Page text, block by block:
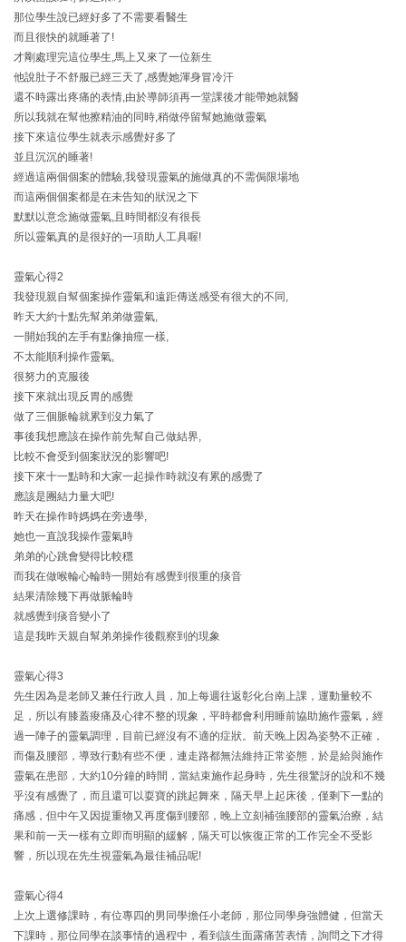
那位學生說已經好多了不需要看醫生
而且很快的就睡著了!
才剛處理完這位學生,馬上又來了一位新生
他說肚子不舒服已經三天了,感覺她渾身冒冷汗
還不時露出疼痛的表情,由於導師須再一堂課後才能帶她就醫
所以我就在幫他擦精油的同時,稍做停留幫她施做靈氣
接下來這位學生就表示感覺好多了
並且沉沉的睡著!
經過這兩個個案的體驗,我發現靈氣的施做真的不需侷限場地
而這兩個個案都是在未告知的狀況之下
默默以意念施做靈氣,且時間都沒有很長
所以靈氣真的是很好的一項助人工具喔!
靈氣心得2
我發現親自幫個案操作靈氣和遠距傳送感受有很大的不同,
昨天大約十點先幫弟弟做靈氣,
一開始我的左手有點像抽痙一樣,
不太能順利操作靈氣,
很努力的克服後
接下來就出現反胃的感覺
做了三個脈輪就累到沒力氣了
事後我想應該在操作前先幫自己做結界,
比較不會受到個案狀況的影響吧!
接下來十一點時和大家一起操作時就沒有累的感覺了
應該是團結力量大吧!
昨天在操作時媽媽在旁邊學,
她也一直說我操作靈氣時
弟弟的心跳會變得比較穩
而我在做喉輪心輪時一開始有感覺到很重的痰音
結果清除幾下再做脈輪時
就感覺到痰音變小了
這是我昨天親自幫弟弟操作後觀察到的現象
靈氣心得3
先生因為是老師又兼任行政人員，加上每週往返彰化台南上課，運動量較不
足，所以有膝蓋痠痛及心律不整的現象，平時都會利用睡前協助施作靈氣，經
過一陣子的靈氣調理，目前已經沒有不適的症狀。前天晚上因為姿勢不正確，
而傷及腰部，導致行動有些不便，連走路都無法維持正常姿態，於是給與施作
靈氣在患部，大約10分鐘的時間，當結束施作起身時，先生很驚訝的說和不幾
乎沒有感覺了，而且還可以耍寶的跳起舞來，隔天早上起床後，僅剩下一點的
痛感，但中午又因提重物又再度傷到腰部，晚上立刻補強腰部的靈氣治療，結
果和前一天一樣有立即而明顯的緩解，隔天可以恢復正常的工作完全不受影
響，所以現在先生視靈氣為最佳補品呢!
靈氣心得4
上次上選修課時，有位專四的男同學擔任小老師，那位同學身強體健，但當天
下課時，那位同學在談事情的過程中，看到該生面露痛苦表情，詢問之下才得